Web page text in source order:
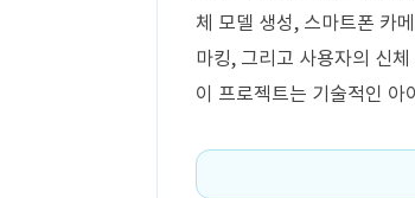
체 모델 생성, 스마트폰 카
마킹, 그리고 사용자의 신
이 프로젝트는 기술적인 아